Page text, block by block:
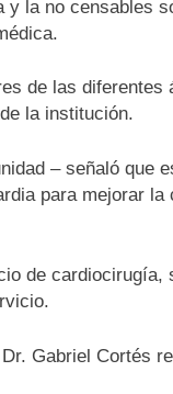
y la no censables
de las diferentes
la institución.
– señaló que
para mejorar la
de cardiocirugía,
Gabriel Cortés